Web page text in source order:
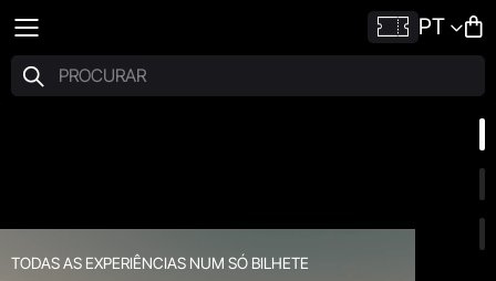
PT
TODAS AS EXPERIÊNCIAS NUM SÓ BILHETE